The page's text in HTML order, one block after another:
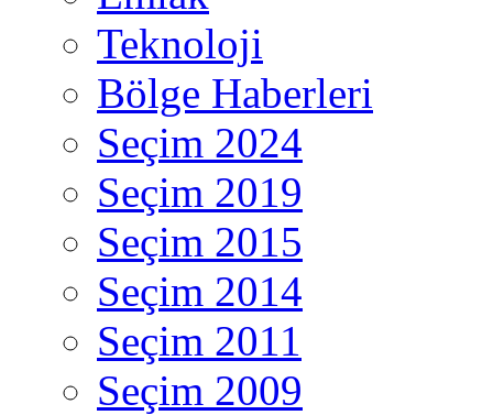
Teknoloji
Bölge Haberleri
Seçim 2024
Seçim 2019
Seçim 2015
Seçim 2014
Seçim 2011
Seçim 2009